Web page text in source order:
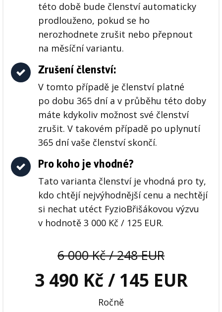
této době bude členství automaticky
prodlouženo, pokud se ho
nerozhodnete zrušit nebo přepnout
na měsíční variantu.
Zrušení členství:
V tomto případě je členství platné
po dobu 365 dní a v průběhu této doby
máte kdykoliv možnost své členství
zrušit. V takovém případě po uplynutí
365 dní vaše členství skončí.
Pro koho je vhodné?
Tato varianta členství je vhodná pro ty,
kdo chtějí nejvýhodnější cenu a nechtějí
si nechat utéct FyzioBřišákovou výzvu
v hodnotě 3 000 Kč / 125 EUR.
6 000 Kč / 248 EUR
3 490 Kč / 145 EUR
Ročně